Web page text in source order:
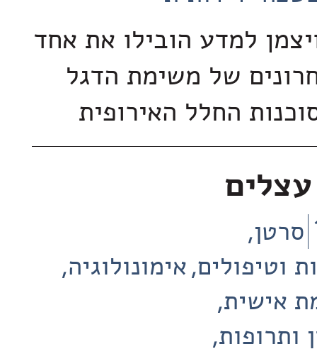
למדע הובילו את אחד
של משימת הדגל
החלל האירופית
סרטן
וטיפולים אימונולוגיה
אישית
ותרופות